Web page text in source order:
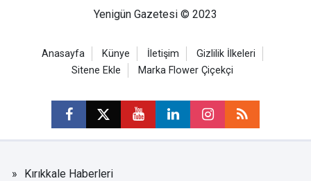
Yenigün Gazetesi © 2023
Anasayfa Künye İletişim
Gizlilik İlkeleri
Sitene Ekle
Marka Flower Çiçekçi
Kırıkkale Haberleri